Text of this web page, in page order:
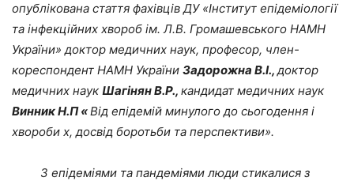
опублікована стаття фахівців ДУ «Інститут епідеміології
та інфекційних хвороб ім. Л.В. Громашевського НАМН
України» доктор медичних наук, професор, член-
кореспондент НАМН України Задорожна В.І.,доктор
медичних наук Шагінян В.Р., кандидат медичних наук
Винник Н.П «Від епідемій минулого до сьогодення і
хвороби х, досвід боротьби та перспективи».
З епідеміями та пандеміями люди стикалися з